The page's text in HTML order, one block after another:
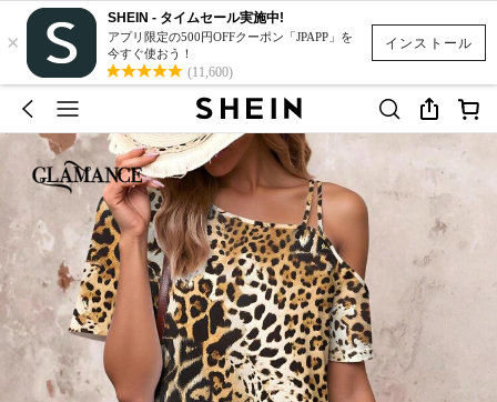
インストール
×
SHEIN - タイムセール実施中!
アプリ限定の500円OFFクーポン「JPAPP」を
今すぐ使おう！
(11,600)